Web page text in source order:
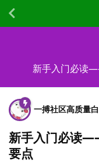
新手入门必读
一搏社区高质量
新手入门必读
要点